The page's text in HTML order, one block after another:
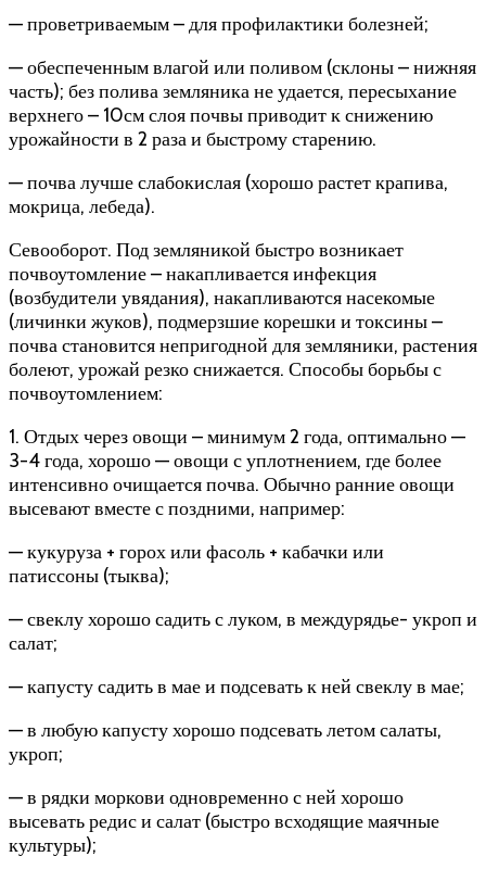
— проветриваемым – для профилактики болезней;
— обеспеченным влагой или поливом (склоны – нижняя
часть); без полива земляника не удается, пересыхание
верхнего – 10см слоя почвы приводит к снижению
урожайности в 2 раза и быстрому старению.
— почва лучше слабокислая (хорошо растет крапива,
мокрица, лебеда).
Севооборот. Под земляникой быстро возникает
почвоутомление – накапливается инфекция
(возбудители увядания), накапливаются насекомые
(личинки жуков), подмерзшие корешки и токсины –
почва становится непригодной для земляники, растения
болеют, урожай резко снижается. Способы борьбы с
почвоутомлением:
1. Отдых через овощи – минимум 2 года, оптимально —
3-4 года, хорошо — овощи с уплотнением, где более
интенсивно очищается почва. Обычно ранние овощи
высевают вместе с поздними, например:
— кукуруза + горох или фасоль + кабачки или
патиссоны (тыква);
— свеклу хорошо садить с луком, в междурядье- укроп и
салат;
— капусту садить в мае и подсевать к ней свеклу в мае;
— в любую капусту хорошо подсевать летом салаты,
укроп;
— в рядки моркови одновременно с ней хорошо
высевать редис и салат (быстро всходящие маячные
культуры);